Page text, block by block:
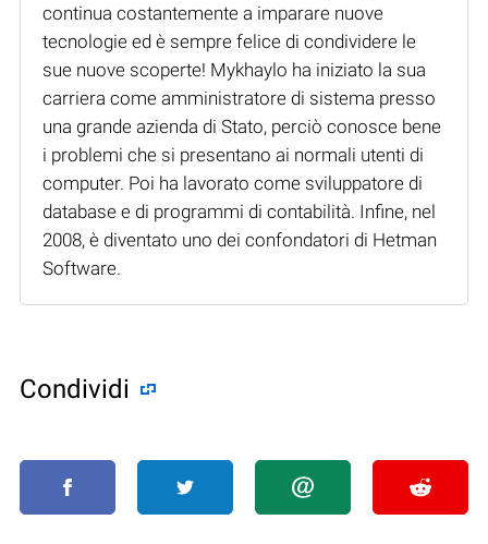
continua costantemente a imparare nuove
tecnologie ed è sempre felice di condividere le
sue nuove scoperte! Mykhaylo ha iniziato la sua
carriera come amministratore di sistema presso
una grande azienda di Stato, perciò conosce bene
i problemi che si presentano ai normali utenti di
computer. Poi ha lavorato come sviluppatore di
database e di programmi di contabilità. Infine, nel
2008, è diventato uno dei confondatori di Hetman
Software.
Condividi